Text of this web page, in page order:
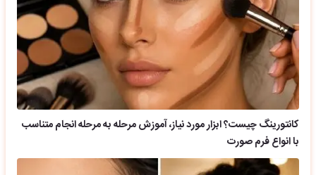
کانتورینگ چیست؟ ابزار مورد نیاز، آموزش مرحله به مرحله انجام متناسب
با انواع فرم صورت